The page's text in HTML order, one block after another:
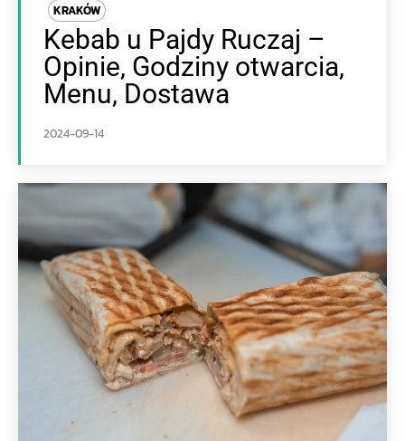
KRAKÓW
Kebab u Pajdy Ruczaj –
Opinie, Godziny otwarcia,
Menu, Dostawa
2024-09-14